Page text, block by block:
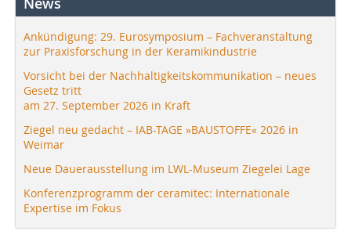
Ankündigung: 29. Eurosymposium – Fachveranstaltung
zur Praxisforschung in der Keramikindustrie
Vorsicht bei der Nachhaltigkeitskommunikation – neues
Gesetz tritt
am 27. September 2026 in Kraft
Ziegel neu gedacht – IAB-TAGE »BAUSTOFFE« 2026 in
Weimar
Neue Dauerausstellung im LWL-Museum Ziegelei Lage
Konferenzprogramm der ceramitec: Internationale
Expertise im Fokus